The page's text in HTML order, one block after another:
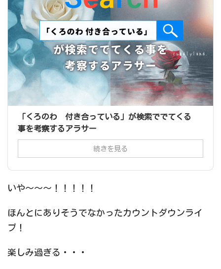
「くろのわ 付き合っている」が検索ででてくる
事を考察するアラサー
続きを見る
いや～～～！！！！！
ほんとにありそうでなかったカウントダウンライ
ブ！
楽しみ過ぎる・・・